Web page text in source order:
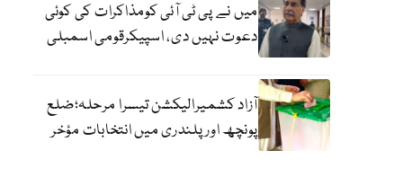
میں نے پی ٹی آئی کومذاکرات کی کوئی
دعوت نہیں دی، اسپیکرقومی اسمبلی
آزاد کشمیرالیکشن تیسرا مرحلہ؛ضلع
پونچھ اور پلندری میں انتخابات مؤخر